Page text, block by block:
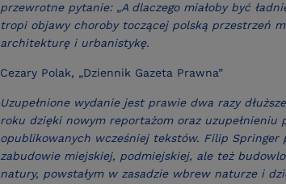
przewrotne pytanie: „A dlaczego miałoby być
tropi objawy choroby toczącej polską przestrzeń
architekturę i urbanistykę.
Cezary Polak, „Dziennik Gazeta Prawna”
Uzupełnione wydanie jest prawie dwa razy
roku dzięki nowym reportażom oraz uzupełnieniu
opublikowanych wcześniej tekstów. Filip Springer
zabudowie miejskiej, podmiejskiej, ale też
natury, powstałym w zasadzie wbrew naturze i